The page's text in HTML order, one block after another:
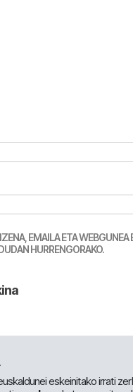
EMAILA ETA
HURRENGORAKO.
eskeinitako irrati